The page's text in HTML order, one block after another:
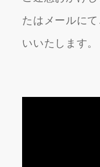
たはメールに
いいたします。